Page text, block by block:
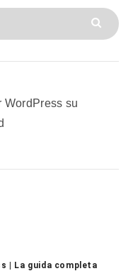
| La guida completa